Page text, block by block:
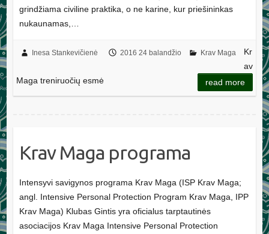
grindžiama civiline praktika, o ne karine, kur priešininkas
nukaunamas,…
Inesa Stankevičienė 2016 24 balandžio Krav Maga
Kr
av
Maga treniruočių esmė
read more
Krav Maga programa
Intensyvi savigynos programa Krav Maga (ISP Krav Maga;
angl. Intensive Personal Protection Program Krav Maga, IPP
Krav Maga) Klubas Gintis yra oficialus tarptautinės
asociacijos Krav Maga Intensive Personal Protection